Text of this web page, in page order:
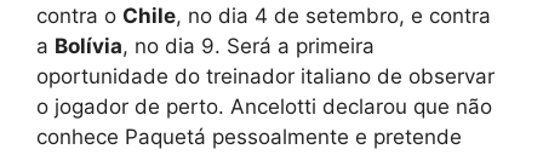
contra o Chile, no dia 4 de setembro, e contra
a Bolívia, no dia 9. Será a primeira
oportunidade do treinador italiano de observar
o jogador de perto. Ancelotti declarou que não
conhece Paquetá pessoalmente e pretende